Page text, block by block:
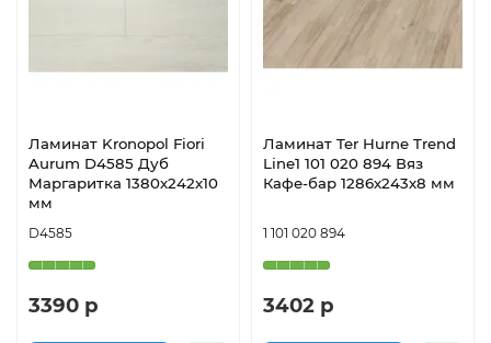
Ламинат Kronopol Fiori
Aurum D4585 Дуб
Маргаритка 1380х242х10
мм
D4585
3390 р
Ламинат Ter Hurne Trend
Line1 101 020 894 Вяз
Кафе-бар 1286х243х8 мм
1 101 020 894
3402 р